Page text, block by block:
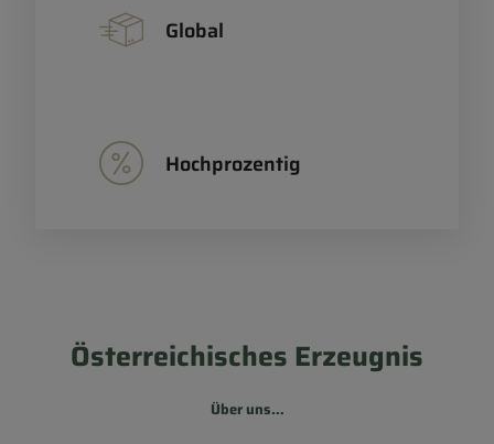
Global
Hochprozentig
Österreichisches Erzeugnis
Über uns…